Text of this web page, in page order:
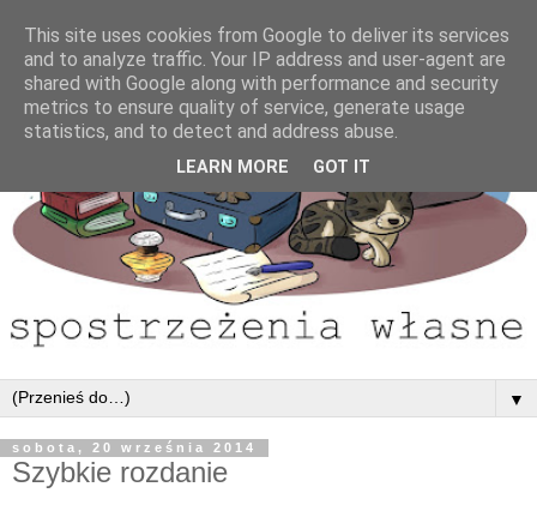
▼
sobota, 20 września 2014
Szybkie rozdanie
This site uses cookies from Google to deliver its services
and to analyze traffic. Your IP address and user-agent are
shared with Google along with performance and security
metrics to ensure quality of service, generate usage
statistics, and to detect and address abuse.
LEARN MORE GOT IT